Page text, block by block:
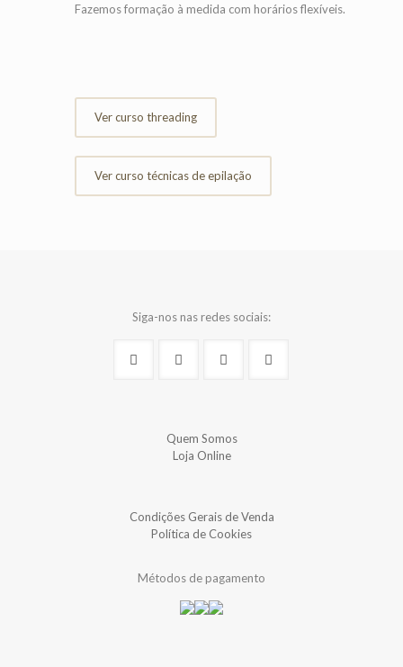
Fazemos formação à medida com horários flexíveis.
Ver curso threading
Ver curso técnicas de epilação
Siga-nos nas redes sociais:
Quem Somos
Loja Online
Condições Gerais de Venda
Política de Cookies
Métodos de pagamento